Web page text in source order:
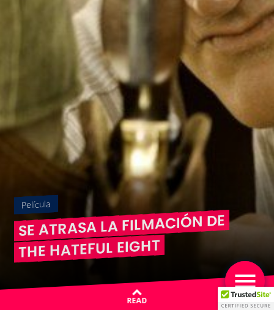
Película
SE ATRASA LA FILMACIÓN DE
THE HATEFUL EIGHT
READ